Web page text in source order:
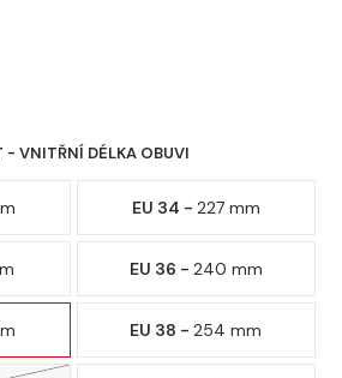
- VNITŘNÍ DÉLKA OBUVI
EU 34 - 227 mm
EU 36 - 240 mm
EU 38 -254 mm